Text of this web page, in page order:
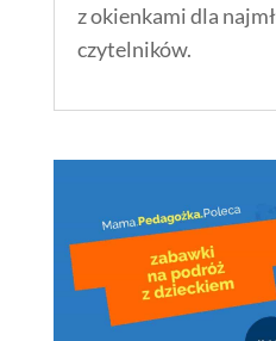
z okienkami dla
czytelników.